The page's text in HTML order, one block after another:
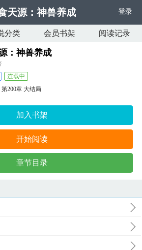
天源：神兽养成 登录
分类 会员书架 阅读记录
：神兽养成
连载中
第200章 大结局
加入书架
开始阅读
章节目录